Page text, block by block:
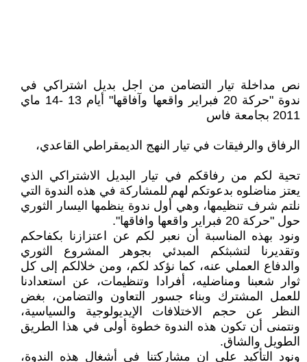
نص مداخلة تيار التضامن من اجل بديل اشتراكي في
ندوة "حركة 20 فبراير واقعها وآفاقها" أيام 13 -14 ماي
2011 بجامعة فاس
الرفاق والرفيقات في تيار النهج الديمقراطي القاعدي،
تحية لكم من رفاقكم في تيار البديل الاشتراكي الذي
يعتز مناضلوه بدعوتكم لهم للمشاركة في هذه الندوة التي
نلتم شرف تنظيمها، وهي أول ندوة ينظمها اليسار الثوري
حول "حركة 20 فبراير واقعها وافاقها".
ونود بهذه المناسبة أن نعبر لكم عن اعتزازنا بكفاحكم
وتقديرنا لتشبثكم المبدئي بجوهر المشروع الثوري
والدفاع العملي عنه، كما نؤكد لكم، ومن خلالكم إلى كل
ثوار شعبنا ومناضليه، أفرادا وتنظيمات، عن استعدادنا
للعمل المشترك وبناء جسور التعاون والتضامن، بغض
النظر عن حجم الاختلافات الإيديولوجية والسياسية،
ونتمنى أن تكون هذه الندوة خطوة أولى في هذا الطريق
الطويل والشاق.
ونود التأكيد على ان مشاركتنا في أشغال هذه الندوة،